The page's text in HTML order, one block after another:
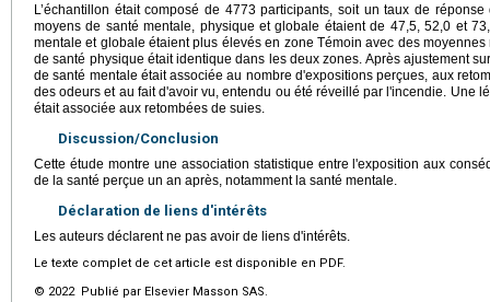
L’échantillon était composé de 4773 participants, soit un taux de
moyens de santé mentale, physique et globale étaient de 47,5, 52,0 et
mentale et globale étaient plus élevés en zone Témoin avec des
de santé physique était identique dans les deux zones. Après ajustement
de santé mentale était associée au nombre d'expositions perçues, aux
des odeurs et au fait d'avoir vu, entendu ou été réveillé par l'incendie. Une
était associée aux retombées de suies.
Discussion/Conclusion
Cette étude montre une association statistique entre l'exposition aux
de la santé perçue un an après, notamment la santé mentale.
Déclaration de liens d'intérêts
Les auteurs déclarent ne pas avoir de liens d'intérêts.
Le texte complet de cet article est disponible en PDF.
© 2022 Publié par Elsevier Masson SAS.